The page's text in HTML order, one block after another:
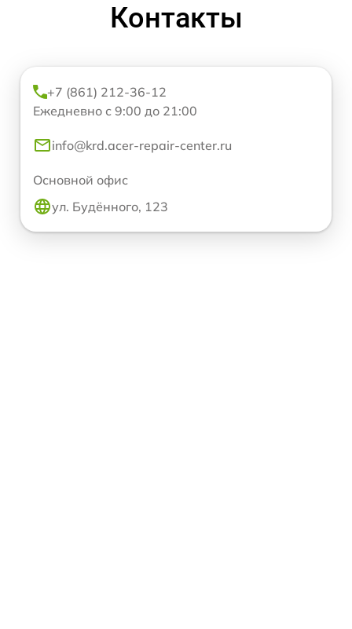
Контакты
+7 (861) 212-36-12
Ежедневно с 9:00 до 21:00
info@krd.acer-repair-center.ru
Основной офис
ул. Будённого, 123